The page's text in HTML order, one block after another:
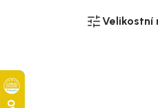
Velikostní